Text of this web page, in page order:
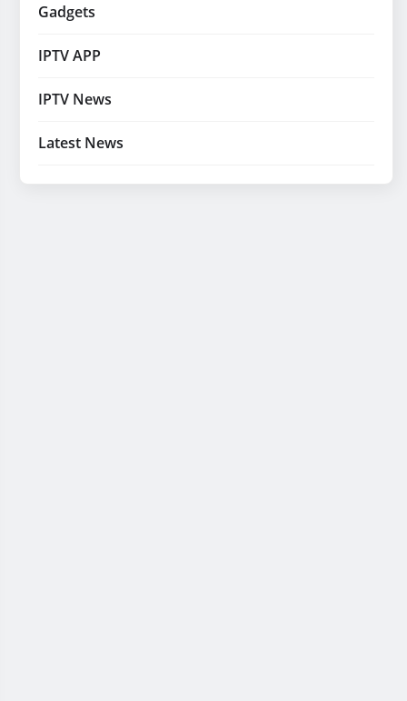
Gadgets
IPTV APP
IPTV News
Latest News